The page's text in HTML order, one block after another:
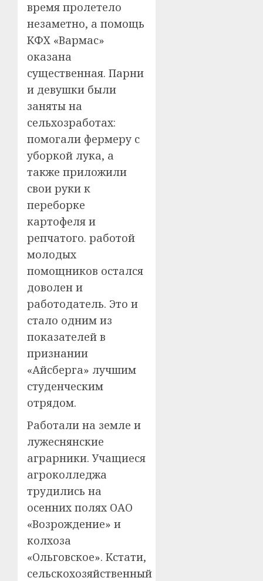
время пролетело
незаметно, а помощь
КФХ «Вармас»
оказана
существенная. Парни
и девушки были
заняты на
сельхозработах:
помогали фермеру с
уборкой лука, а
также приложили
свои руки к
переборке
картофеля и
репчатого. работой
молодых
помощников остался
доволен и
работодатель. Это и
стало одним из
показателей в
признании
«Айсберга» лучшим
студенческим
отрядом.
Работали на земле и
лужеснянские
аграрники. Учащиеся
агроколледжа
трудились на
осенних полях ОАО
«Возрождение» и
колхоза
«Ольговское». Кстати,
сельскохозяйственный